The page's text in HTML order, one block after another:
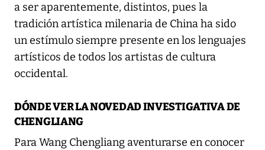
a ser aparentemente, distintos, pues la
tradición artística milenaria de China ha sido
un estímulo siempre presente en los lenguajes
artísticos de todos los artistas de cultura
occidental.
DÓNDE VER LA NOVEDAD INVESTIGATIVA DE
CHENGLIANG
Para Wang Chengliang aventurarse en conocer